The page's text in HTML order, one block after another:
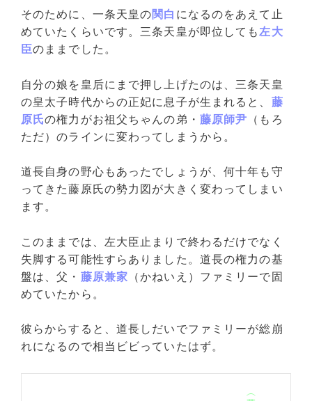
そのために、一条天皇の関白 になるのをあえて止
めていたくらいです。三条天皇が即位しても左大
臣のままでした。
自分の娘を皇后にまで押し上げたのは、三条天皇
の皇太子時代からの正妃に息子が生まれると、 藤
原氏の権力がお祖父ちゃんの弟・ 藤原師尹 （もろ
ただ）のラインに変わってしまうから。
道長自身の野心もあったでしょうが、何十年も守
ってきた藤原氏の勢力図が大きく変わってしまい
ます。
このままでは、左大臣止まりで終わるだけでなく
失脚する可能性すらありました。道長の権力の基
盤は、父・ 藤原兼家 （かねいえ）ファミリーで固
めていたから。
彼らからすると、道長しだいでファミリーが総崩
れになるので相当ビビっていたはず。